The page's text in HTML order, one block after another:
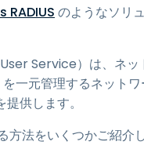
RADIUS のようなソリ
Service）は、ネッ
一元管理するネット
供します。
法をいくつかご紹介し